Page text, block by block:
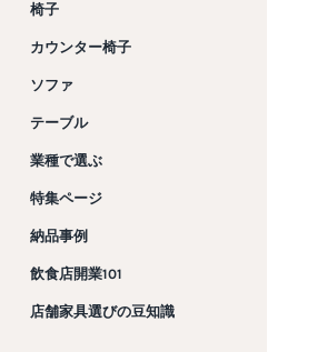
椅子
カウンター椅子
ソファ
テーブル
業種で選ぶ
特集ページ
納品事例
飲食店開業101
店舗家具選びの豆知識